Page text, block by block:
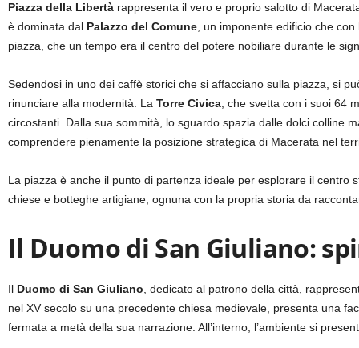
Piazza della Libertà rappresenta il vero e proprio salotto di
è dominata dal Palazzo del Comune , un imponente edificio che
piazza, che un tempo era il centro del potere nobiliare durante le
Sedendosi in uno dei caffè storici che si affacciano sulla piazza, si
rinunciare alla modernità. La Torre Civica , che svetta con i suoi 64
circostanti. Dalla sua sommità, lo sguardo spazia dalle dolci colline
comprendere pienamente la posizione strategica di Macerata nel
La piazza è anche il punto di partenza ideale per esplorare il
chiese e botteghe artigiane, ognuna con la propria storia da
Il Duomo di San Giuliano:
Il Duomo di San Giuliano , dedicato al patrono della città,
nel XV secolo su una precedente chiesa medievale, presenta una
fermata a metà della sua narrazione. All’interno, l’ambiente si